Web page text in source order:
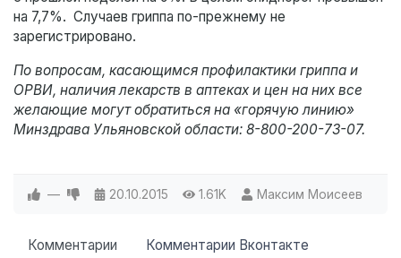
на 7,7%. Случаев гриппа по-прежнему не
зарегистрировано.
По вопросам, касающимся профилактики гриппа и
ОРВИ, наличия лекарств в аптеках и цен на них все
желающие могут обратиться на «горячую линию»
Минздрава Ульяновской области: 8-800-200-73-07.
— 20.10.2015 1.61K Максим Моисеев
Комментарии Комментарии Вконтакте